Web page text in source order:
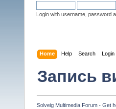
Login with username, password
Home Help Search Login
Запись
Solveig Multimedia Forum - Get